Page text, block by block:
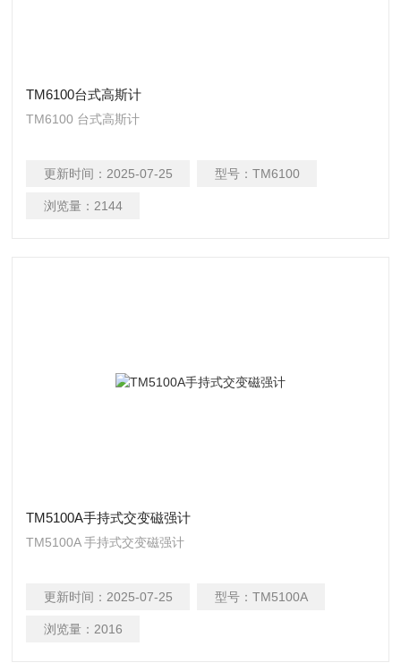
TM6100台式高斯计
TM6100 台式高斯计
更新时间： 2025-07-25 型号： TM6100
浏览量： 2144
TM5100A⼿持式交变磁强计
TM5100A ⼿持式交变磁强计
更新时间： 2025-07-25 型号： TM5100A
浏览量： 2016